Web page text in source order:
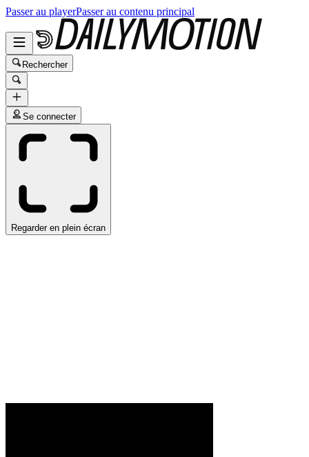
Passer au playerPasser au contenu principal
Rechercher
Se connecter
Regarder en plein écran